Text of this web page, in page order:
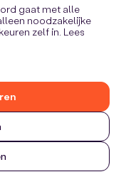
gaat met alle
noodzakelijke
zelf in. Lees